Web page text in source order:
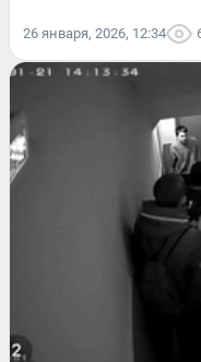
26 января, 2026, 12:34